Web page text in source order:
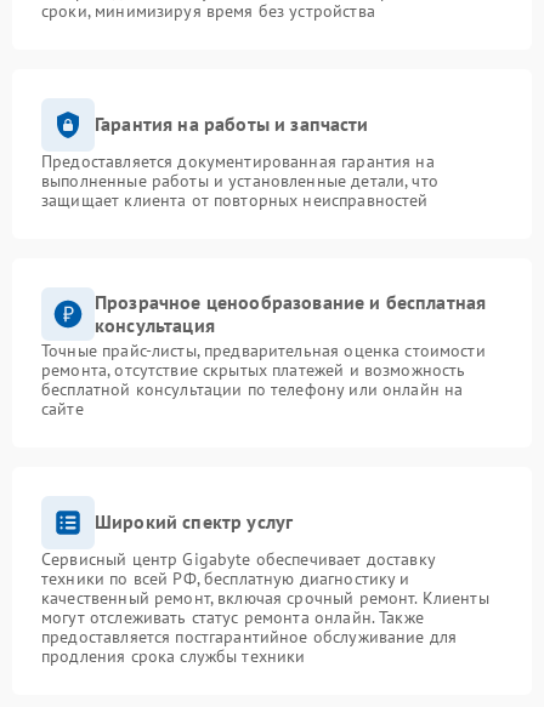
сроки, минимизируя время без устройства
Гарантия на работы и запчасти
Предоставляется документированная гарантия на
выполненные работы и установленные детали, что
защищает клиента от повторных неисправностей
Прозрачное ценообразование и бесплатная
консультация
Точные прайс-листы, предварительная оценка стоимости
ремонта, отсутствие скрытых платежей и возможность
бесплатной консультации по телефону или онлайн на
сайте
Широкий спектр услуг
Сервисный центр Gigabyte обеспечивает доставку
техники по всей РФ, бесплатную диагностику и
качественный ремонт, включая срочный ремонт. Клиенты
могут отслеживать статус ремонта онлайн. Также
предоставляется постгарантийное обслуживание для
продления срока службы техники